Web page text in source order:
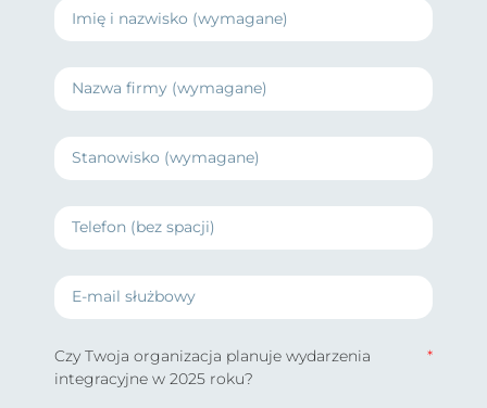
Czy Twoja organizacja planuje wydarzenia
integracyjne w 2025 roku?